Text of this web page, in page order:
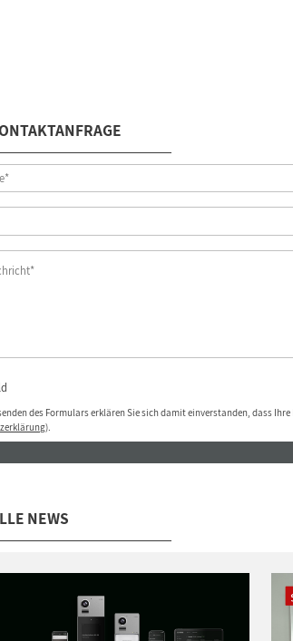
des Formulars erklären Sie sich damit einverstanden, dass
).
NEWS